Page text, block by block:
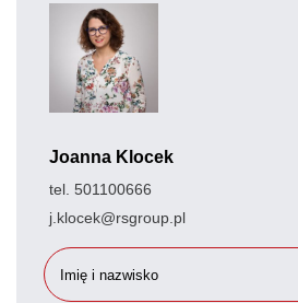
Joanna Klocek
tel. 501100666
j.klocek@rsgroup.pl